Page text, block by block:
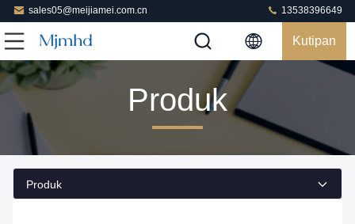
sales05@meijiamei.com.cn 13538396649
Kutipan
Produk
Produk